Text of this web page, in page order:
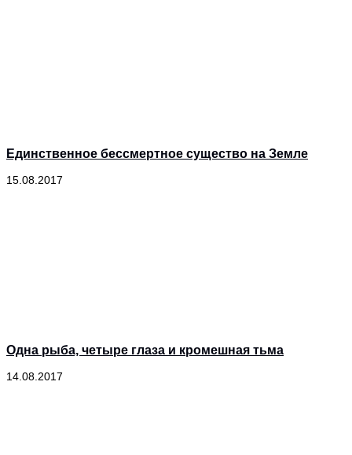
Единственное бессмертное существо на Земле
15.08.2017
Одна рыба, четыре глаза и кромешная тьма
14.08.2017